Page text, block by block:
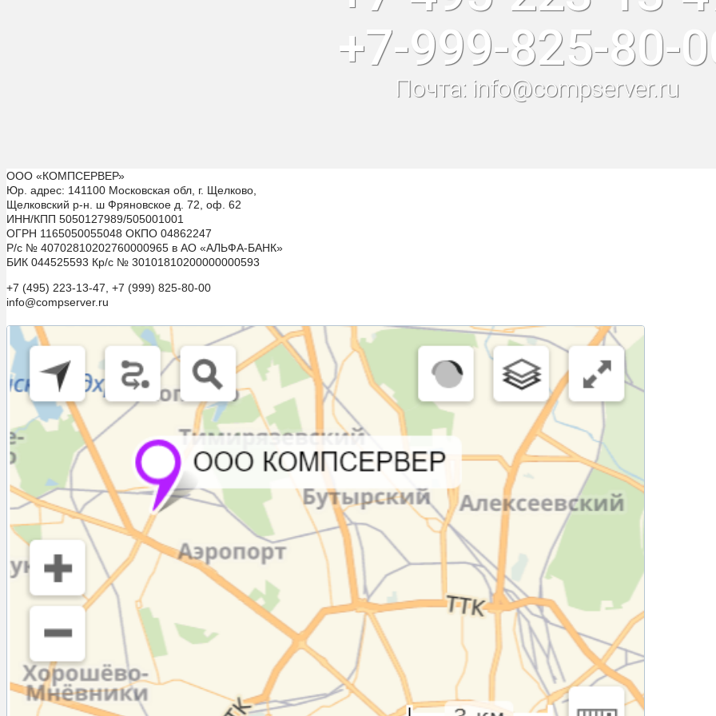
+7-999-825-80-
Почта: info@compserver.ru
ООО «КОМПСЕРВЕР»
Юр. адрес: 141100 Московская обл, г. Щелково,
Щелковский р-н. ш Фряновское д. 72, оф. 62
ИНН/КПП 5050127989/505001001
ОГРН 1165050055048 ОКПО 04862247
Р/с № 40702810202760000965 в АО «АЛЬФА-БАНК»
БИК 044525593 Кр/с № 30101810200000000593
+7 (495) 223-13-47, +7 (999) 825-80-00
info@compserver.ru